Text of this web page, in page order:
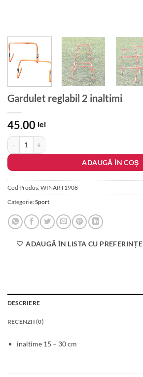
Gardulet reglabil 2 inaltimi
45.00 lei
Cantitate Gardulet reglabil 2 inaltimi
ADAUGĂ ÎN COȘ
Cod Produs:WINART1908
Categorie:Sport
ADAUGĂ ÎN LISTA CU PREFERINȚE
DESCRIERE
RECENZII (0)
inaltime 15 – 30 cm